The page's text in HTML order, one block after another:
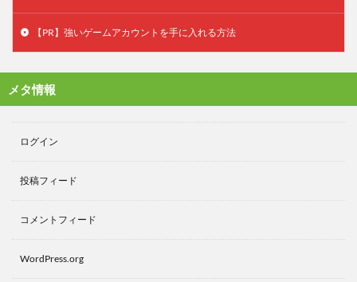
【PR】強いゲームアカウントを手に入れる方法
メタ情報
ログイン
投稿フィード
コメントフィード
WordPress.org